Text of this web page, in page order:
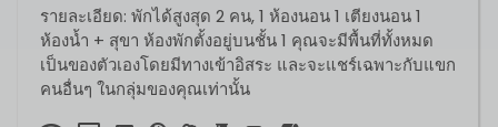
รายละเอียด: พักได้สูงสุด 2 คน, 1 ห้องนอน 1 เตียงนอน 1
ห้องน้ำ + สุขา ห้องพักตั้งอยู่บนชั้น 1 คุณจะมีพื้นที่ทั้งหมด
เป็นของตัวเองโดยมีทางเข้าอิสระ และจะแชร์เฉพาะกับแขก
คนอื่นๆ ในกลุ่มของคุณเท่านั้น